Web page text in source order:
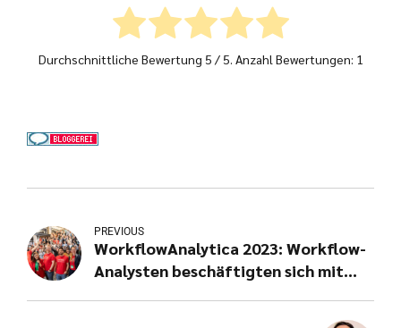
Durchschnittliche Bewertung 5 / 5. Anzahl Bewertungen: 1
PREVIOUS
WorkflowAnalytica 2023: Workflow-
Analysten beschäftigten sich mit